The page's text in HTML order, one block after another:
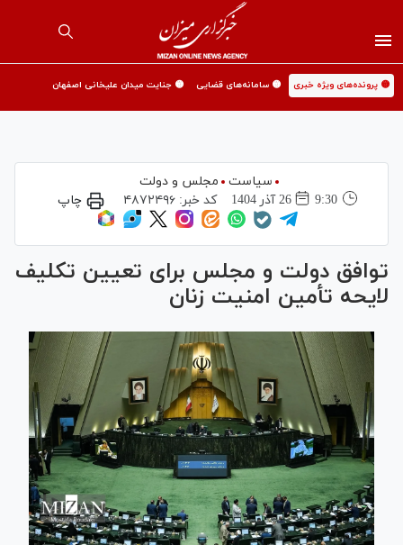
🟡 پرونده‌های ویژه خبری 🟡 سامانه‌های قضایی 🟡 جنایت میدان علیخانی اصفهان
سیاست
مجلس و دولت
9:30
26 آذر 1404 کد خبر:۴۸۷۲۴۹۶ چاپ
توافق دولت و مجلس برای تعیین تکلیف
لایحه تأمین امنیت زنان